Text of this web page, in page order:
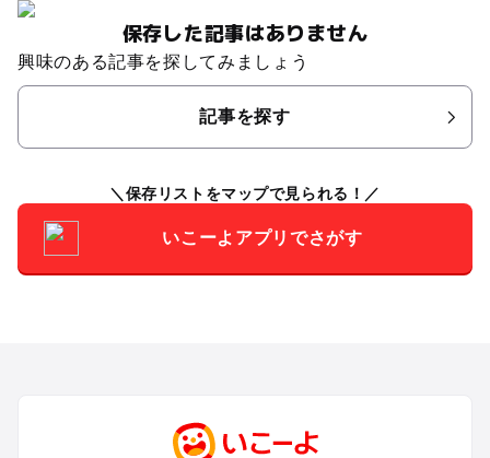
保存した記事はありません
興味のある記事を探してみましょう
記事を探す
保存リストをマップで見られる！
いこーよアプリでさがす